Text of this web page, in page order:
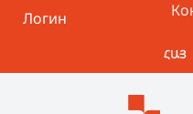
Логин
ՀԱՅ